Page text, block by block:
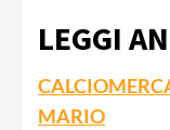
LEGGI
MARIO